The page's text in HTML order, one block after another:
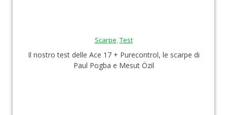
Scarpe,Test
Il nostro test delle Ace 17 + Purecontrol, le scarpe di
Paul Pogba e Mesut Özil